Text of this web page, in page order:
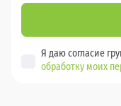
Я даю согласие
обработку моих